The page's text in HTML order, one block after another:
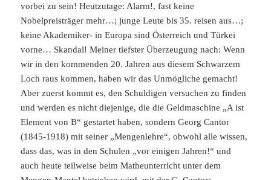
vorbei zu sein! Heutzutage: Alarm!, fast keine
Nobelpreisträger mehr…; junge Leute bis 35. reisen aus…;
keine Akademiker- in Europa sind Österreich und Türkei
vorne… Skandal! Meiner tiefster Überzeugung nach: Wenn
wir in den kommenden 20. Jahren aus diesem Schwarzem
Loch raus kommen, haben wir das Unmögliche gemacht!
Aber zuerst kommt es, den Schuldigen versuchen zu finden
und werden es nicht diejenige, die die Geldmaschine „A ist
Element von B“ gestartet haben, sondern Georg Cantor
(1845-1918) mit seiner „Mengenlehre“, obwohl alle wissen,
dass das, was in den Schulen „vor einigen Jahren!“ und
auch heute teilweise beim Matheunterricht unter dem